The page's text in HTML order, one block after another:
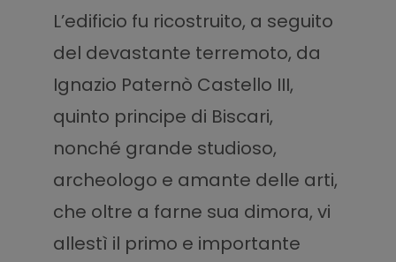
L’edificio fu ricostruito, a seguito
del devastante terremoto, da
Ignazio Paternò Castello III,
quinto principe di Biscari,
nonché grande studioso,
archeologo e amante delle arti,
che oltre a farne sua dimora, vi
allestì il primo e importante